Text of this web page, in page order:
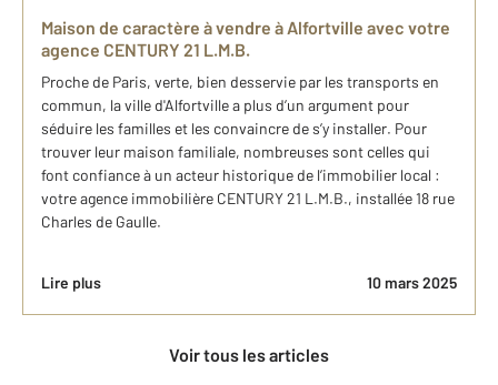
Maison de caractère à vendre à Alfortville avec votre
agence CENTURY 21 L.M.B.
Proche de Paris, verte, bien desservie par les transports en
commun, la ville d'Alfortville a plus d’un argument pour
séduire les familles et les convaincre de s’y installer. Pour
trouver leur maison familiale, nombreuses sont celles qui
font confiance à un acteur historique de l’immobilier local :
votre agence immobilière CENTURY 21 L.M.B., installée 18 rue
Charles de Gaulle.
Lire plus 10 mars 2025
Voir tous les articles